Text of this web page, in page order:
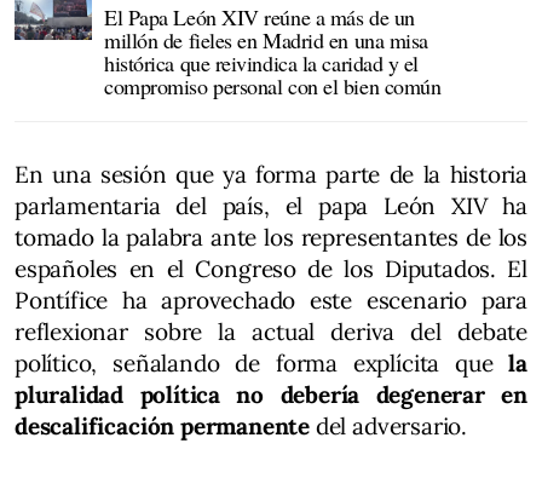
El Papa León XIV reúne a más de un
millón de fieles en Madrid en una misa
histórica que reivindica la caridad y el
compromiso personal con el bien común
En una sesión que ya forma parte de la historia
parlamentaria del país, el papa León XIV ha
tomado la palabra ante los representantes de los
españoles en el Congreso de los Diputados. El
Pontífice ha aprovechado este escenario para
reflexionar sobre la actual deriva del debate
político, señalando de forma explícita quela
pluralidad política no debería degenerar en
descalificación permanente del adversario.